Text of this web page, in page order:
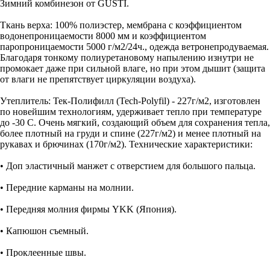
Зимний комбинезон от GUSTI.
Ткань верха: 100% полиэстер, мембрана с коэффициентом
водонепроницаемости 8000 мм и коэффициентом
паропроницаемости 5000 г/м2/24ч., одежда ветронепродуваемая.
Благодаря тонкому полиуретановому напылению изнутри не
промокает даже при сильной влаге, но при этом дышит (защита
от влаги не препятствует циркуляции воздуха).
Утеплитель: Тек-Полифилл (Tech-Polyfil) - 227г/м2, изготовлен
по новейшим технологиям, удерживает тепло при температуре
до -30 С. Очень мягкий, создающий объем для сохранения тепла,
более плотный на груди и спине (227г/м2) и менее плотный на
рукавах и брючинах (170г/м2). Технические характеристики:
• Доп эластичный манжет с отверстием для большого пальца.
• Передние карманы на молнии.
• Передняя молния фирмы YKK (Япония).
• Капюшон съемный.
• Проклеенные швы.